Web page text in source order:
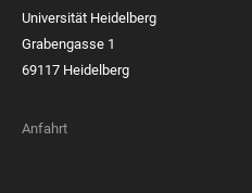
Universität Heidelberg
Grabengasse 1
69117 Heidelberg
Anfahrt